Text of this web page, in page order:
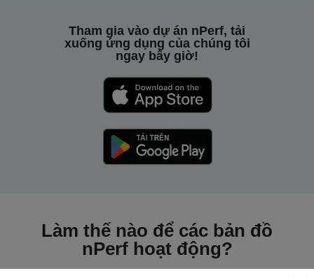
Tham gia vào dự án nPerf, tải
xuống ứng dụng của chúng tôi
ngay bây giờ!
Làm thế nào để các bản đồ
nPerf hoạt động?